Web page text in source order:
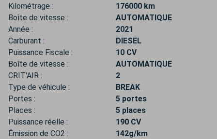
Kilométrage :
176000 km
Boîte de vitesse :
AUTOMATIQUE
Année :
2021
Carburant :
DIESEL
Puissance Fiscale :
10 CV
Boîte de vitesse :
AUTOMATIQUE
CRIT'AIR :
2
Type de véhicule :
BREAK
Portes :
5 portes
Places :
5 places
Puissance réelle :
190 CV
Émission de CO2 :
142g/km